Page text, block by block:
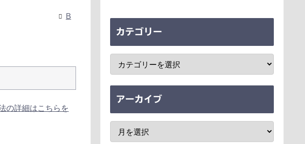
B
の詳細はこちらを
カテゴリー
アーカイブ